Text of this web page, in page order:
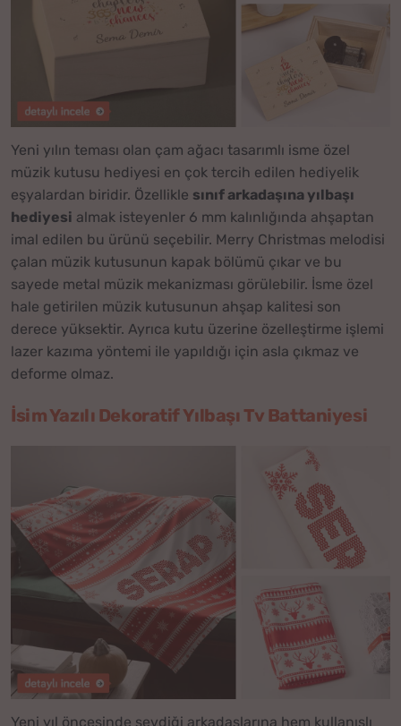
Yeni yılın teması olan çam ağacı tasarımlı isme özel
müzik kutusu hediyesi en çok tercih edilen hediyelik
eşyalardan biridir. Özellikle sınıf arkadaşına yılbaşı
hediyesi almak isteyenler 6 mm kalınlığında ahşaptan
imal edilen bu ürünü seçebilir. Merry Christmas melodisi
çalan müzik kutusunun kapak bölümü çıkar ve bu
sayede metal müzik mekanizması görülebilir. İsme özel
hale getirilen müzik kutusunun ahşap kalitesi son
derece yüksektir. Ayrıca kutu üzerine özelleştirme işlemi
lazer kazıma yöntemi ile yapıldığı için asla çıkmaz ve
deforme olmaz.
İsim Yazılı Dekoratif Yılbaşı Tv Battaniyesi
Yeni yıl öncesinde sevdiği arkadaşlarına hem kullanışlı